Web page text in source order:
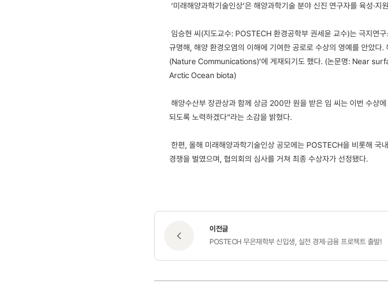
‘미래해양과학기술인상’은 해양과학기술 분야 신진 연구자를 육성·
임승현 씨(지도교수: POSTECH 환경공학부 권세윤 교수)는 극지연
규명해, 해양 환경오염의 이해에 기여한 공로로 수상의 영예를 안았다
(Nature Communications)’에 게재되기도 했다. (논문명: Near
Arctic Ocean biota)
해양수산부 장관상과 함께 상금 200만 원을 받은 임 씨는 이번 수상
되도록 노력하겠다”라는 소감을 밝혔다.
한편, 올해 미래해양과학기술인상 공모에는 POSTECH을 비롯해 국
경쟁을 벌였으며, 협의회의 심사를 거쳐 최종 수상자가 선정됐다.
이전글
POSTECH 무은재학부 신입생, 실전 경제·금융 프로젝트 출발!